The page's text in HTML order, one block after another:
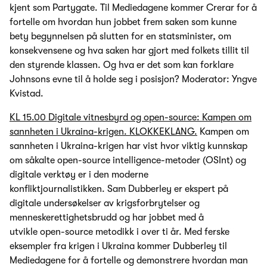
kjent som Partygate. Til Mediedagene kommer Crerar for å
fortelle om hvordan hun jobbet frem saken som kunne
bety begynnelsen på slutten for en statsminister, om
konsekvensene og hva saken har gjort med folkets tillit til
den styrende klassen. Og hva er det som kan forklare
Johnsons evne til å holde seg i posisjon? Moderator: Yngve
Kvistad.
KL 15.00 Digitale vitnesbyrd og open-source: Kampen om
sannheten i Ukraina-krigen. KLOKKEKLANG. Kampen om
sannheten i Ukraina-krigen har vist hvor viktig kunnskap
om såkalte open-source intelligence-metoder (OSInt) og
digitale verktøy er i den moderne
konfliktjournalistikken. Sam Dubberley er ekspert på
digitale undersøkelser av krigsforbrytelser og
menneskerettighetsbrudd og har jobbet med å
utvikle open-source metodikk i over ti år. Med ferske
eksempler fra krigen i Ukraina kommer Dubberley til
Mediedagene for å fortelle og demonstrere hvordan man